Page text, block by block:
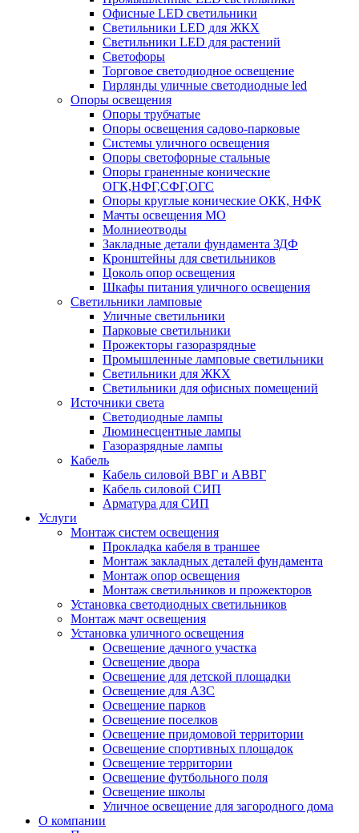
Офисные LED светильники
Cветильники LED для ЖКХ
Светильники LED для растений
Светофоры
Торговое светодиодное освещение
Гирлянды уличные светодиодные led
Опоры освещения
Опоры трубчатые
Опоры освещения садово-парковые
Системы уличного освещения
Опоры светофорные стальные
Опоры граненные конические
ОГК,НФГ,СФГ,ОГС
Опоры круглые конические ОКК, НФК
Мачты освещения МО
Молниеотводы
Закладные детали фундамента ЗДФ
Кронштейны для светильников
Цоколь опор освещения
Шкафы питания уличного освещения
Светильники ламповые
Уличные светильники
Парковые светильники
Прожекторы газоразрядные
Промышленные ламповые светильники
Светильники для ЖКХ
Светильники для офисных помещений
Источники света
Светодиодные лампы
Люминесцентные лампы
Газоразрядные лампы
Кабель
Кабель силовой ВВГ и АВВГ
Кабель силовой СИП
Арматура для СИП
Услуги
Монтаж систем освещения
Прокладка кабеля в траншее
Монтаж закладных деталей фундамента
Монтаж опор освещения
Монтаж светильников и прожекторов
Установка светодиодных светильников
Монтаж мачт освещения
Установка уличного освещения
Освещение дачного участка
Освещение двора
Освещение для детской площадки
Освещение для АЗС
Освещение парков
Освещение поселков
Освещение придомовой территории
Освещение спортивных площадок
Освещение территории
Освещение футбольного поля
Освещение школы
Уличное освещение для загородного дома
О компании